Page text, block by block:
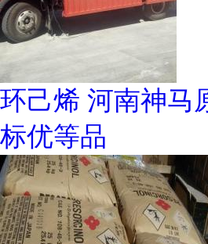
环己烯 河南神马
标优等品